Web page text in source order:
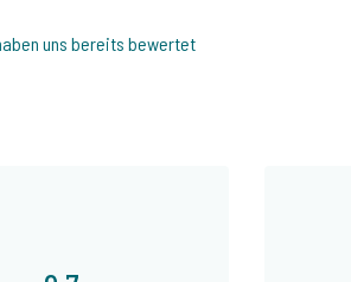
uns bereits bewertet